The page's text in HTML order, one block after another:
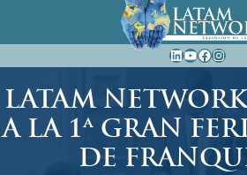
al
contenido
LinkedIn
YouTube
LATAM
A LA 1ª GRAN
DE